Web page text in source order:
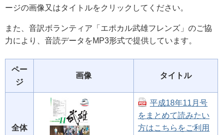
ージの画像又はタイトルをクリックしてください。
また、音訳ボランティア「エポカル武雄フレンズ」のご協
力により、音読データをMP3形式で提供しています。
ペー
ジ
画像 タイトル
全体
平成18年11月号
をまとめて読みたい
方はこちらをご利用